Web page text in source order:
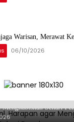
Warisan, Merawat
06/10/2026
Sehari